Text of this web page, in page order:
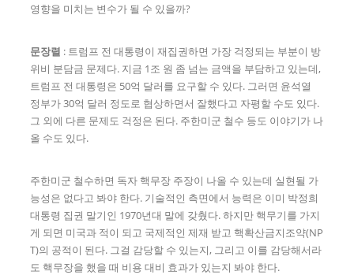
영향을 미치는 변수가 될 수 있을까?
문장렬 : 트럼프 전 대통령이 재집권하면 가장 걱정되는 부분이 방
위비 분담금 문제다. 지금 1조 원 좀 넘는 금액을 부담하고 있는데,
트럼프 전 대통령은 50억 달러를 요구할 수 있다. 그러면 윤석열
정부가 30억 달러 정도로 협상하면서 잘했다고 자평할 수도 있다.
그 외에 다른 문제도 걱정은 된다. 주한미군 철수 등도 이야기가 나
올 수도 있다.
주한미군 철수하면 독자 핵무장 주장이 나올 수 있는데 실현될 가
능성은 없다고 봐야 한다. 기술적인 측면에서 능력은 이미 박정희
대통령 집권 말기인 1970년대 말에 갖췄다. 하지만 핵무기를 가지
게 되면 미국과 적이 되고 국제적인 제재 받고 핵확산금지조약(NP
T)의 공적이 된다. 그걸 감당할 수 있는지, 그리고 이를 감당해서라
도 핵무장을 했을 때 비용 대비 효과가 있는지 봐야 한다.